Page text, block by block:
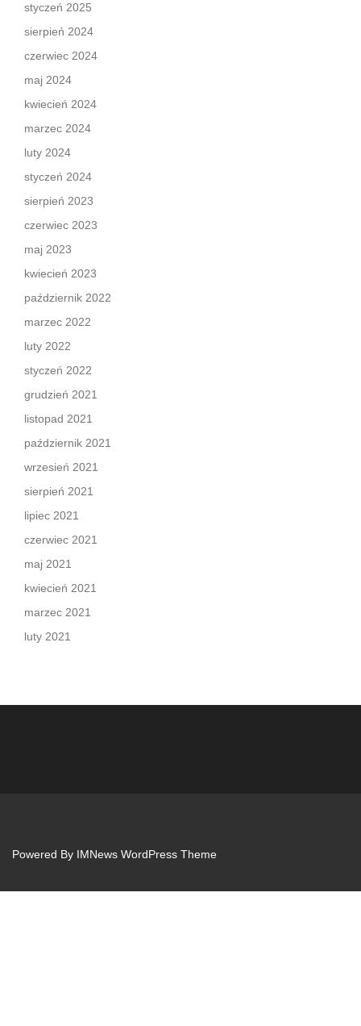
styczeń 2025
sierpień 2024
czerwiec 2024
maj 2024
kwiecień 2024
marzec 2024
luty 2024
styczeń 2024
sierpień 2023
czerwiec 2023
maj 2023
kwiecień 2023
październik 2022
marzec 2022
luty 2022
styczeń 2022
grudzień 2021
listopad 2021
październik 2021
wrzesień 2021
sierpień 2021
lipiec 2021
czerwiec 2021
maj 2021
kwiecień 2021
marzec 2021
luty 2021
Powered By IMNews WordPress Theme